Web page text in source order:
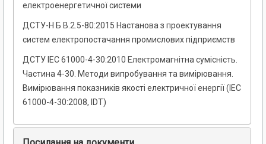
електроенергетичної системи
ДСТУ-Н Б В.2.5-80:2015 Настанова з проектування
систем електропостачання промислових підприємств
ДСТУ IEC 61000-4-30:2010 Електромагнітна сумісність.
Частина 4-30. Методи випробування та вимірювання.
Вимірювання показників якості електричної енергії (IEC
61000-4-30:2008, IDT)